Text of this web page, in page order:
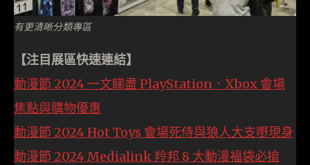
有更清晰分類專區
【注目展區快速連結】
動漫節 2024 一文睇盡 PlayStation．Xbox 會場
焦點與購物優惠
動漫節 2024 Hot Toys 會場死侍與狼人大支嘢現身
動漫節 2024 Medialink 羚邦 8 大動漫福袋必搶